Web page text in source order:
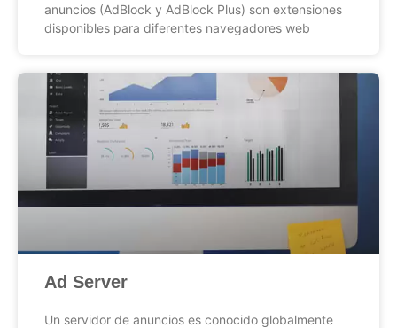
anuncios (AdBlock y AdBlock Plus) son extensiones
disponibles para diferentes navegadores web
Ad Server
Un servidor de anuncios es conocido globalmente